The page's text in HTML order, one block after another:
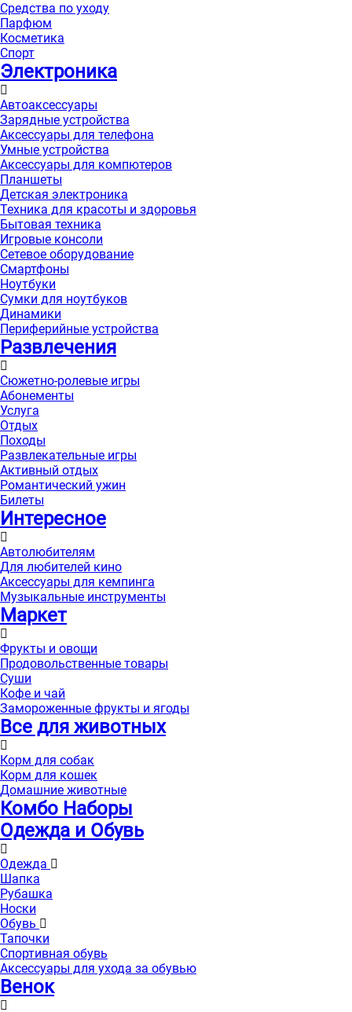
Средства по уходу
Парфюм
Косметика
Спорт
Электроника
Автоаксессуары
Зарядные устройства
Аксессуары для телефона
Умные устройства
Аксессуары для компютеров
Планшеты
Детская электроника
Техника для красоты и здоровья
Бытовая техника
Игровые консоли
Сетевое оборудование
Смартфоны
Ноутбуки
Сумки для ноутбуков
Динамики
Периферийные устройства
Развлечения
Сюжетно-ролевые игры
Абонементы
Услуга
Отдых
Походы
Развлекательные игры
Активный отдых
Романтический ужин
Билеты
Интересноe
Автолюбителям
Для любителей кино
Аксессуары для кемпинга
Музыкальные инструменты
Маркет
Фрукты и овощи
Продовольственные товары
Суши
Кофе и чай
Замороженные фрукты и ягоды
Все для животных
Корм для собак
Корм для кошек
Домашние животные
Комбо Наборы
Одежда и Обувь
Одежда
Шапка
Рубашка
Носки
Обувь
Тапочки
Спортивная обувь
Аксессуары для ухода за обувью
Венок